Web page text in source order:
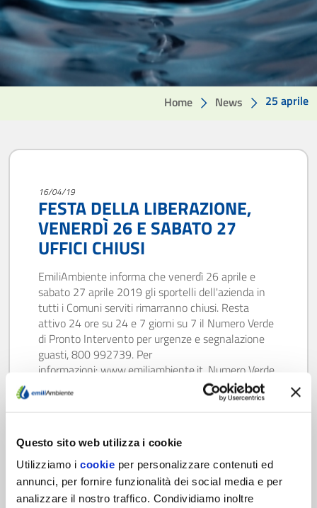
Questo sito web utilizza i cookie
Utilizziamo i cookie per personalizzare contenuti ed
annunci, per fornire funzionalità dei social media e per
analizzare il nostro traffico. Condividiamo inoltre
Home News 25 aprile
16/04/19
FESTA DELLA LIBERAZIONE,
VENERDÌ 26 E SABATO 27
UFFICI CHIUSI
EmiliAmbiente informa che venerdì 26 aprile e
sabato 27 aprile 2019 gli sportelli dell'azienda in
tutti i Comuni serviti rimarranno chiusi. Resta
attivo 24 ore su 24 e 7 giorni su 7 il Numero Verde
di Pronto Intervento per urgenze e segnalazione
guasti, 800 992739. Per
informazioni: www.emiliambiente.it, Numero Verde
Servizio Clienti 800 427999